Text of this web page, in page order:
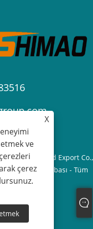
Import and Export Co.,
Yiyecek Arabası - Tüm
X
ve
çerez